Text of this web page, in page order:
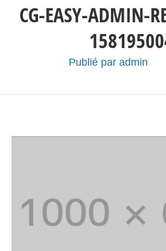
CG-EASY-ADMIN-
Publié par admin